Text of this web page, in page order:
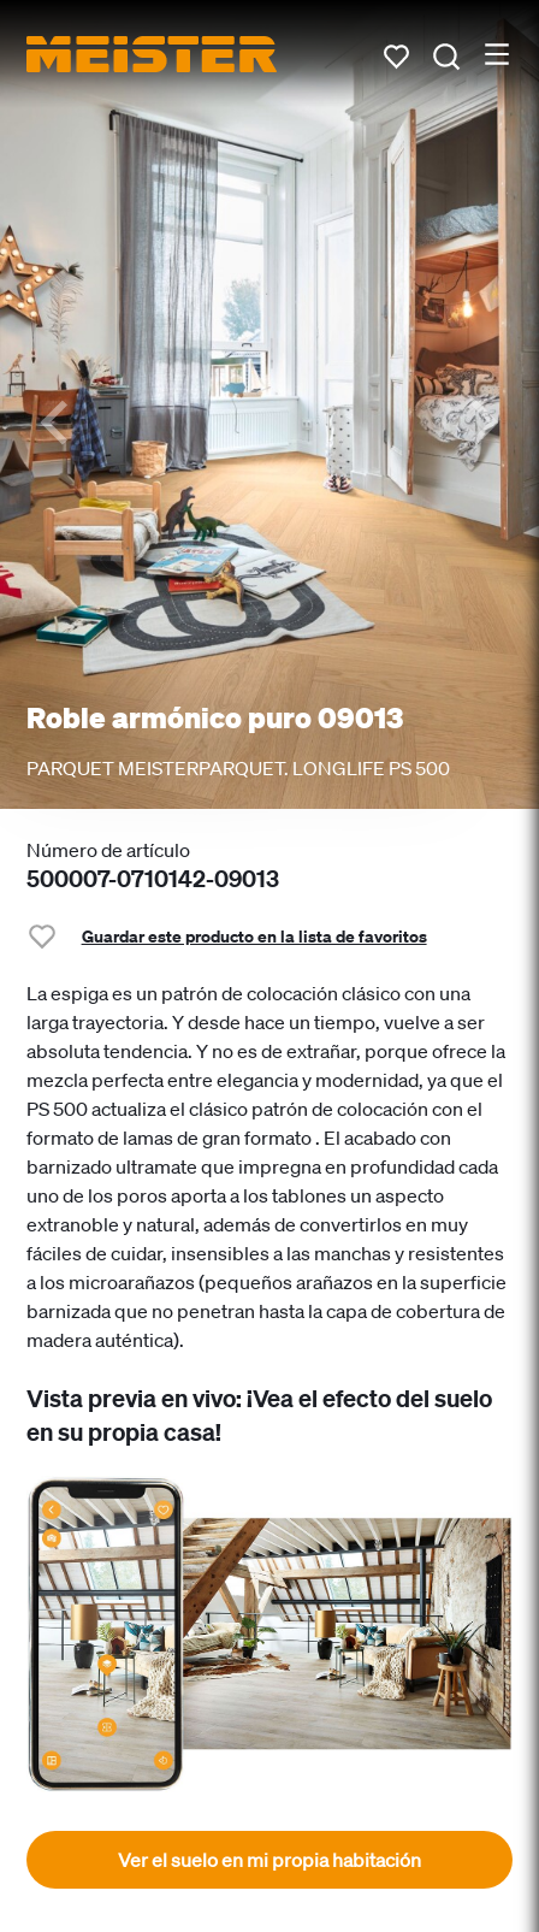
Roble armónico puro 09013
PARQUET MEISTERPARQUET. LONGLIFE PS 500
Número de artículo
500007-0710142-09013
Guardar este producto en la lista de favoritos
La espiga es un patrón de colocación clásico con una
larga trayectoria. Y desde hace un tiempo, vuelve a ser
absoluta tendencia. Y no es de extrañar, porque ofrece la
mezcla perfecta entre elegancia y modernidad, ya que el
PS 500 actualiza el clásico patrón de colocación con el
formato de lamas de gran formato . El acabado con
barnizado ultramate que impregna en profundidad cada
uno de los poros aporta a los tablones un aspecto
extranoble y natural, además de convertirlos en muy
fáciles de cuidar, insensibles a las manchas y resistentes
a los microarañazos (pequeños arañazos en la superficie
barnizada que no penetran hasta la capa de cobertura de
madera auténtica).
Vista previa en vivo: ¡Vea el efecto del suelo
en su propia casa!
Ver el suelo en mi propia habitación